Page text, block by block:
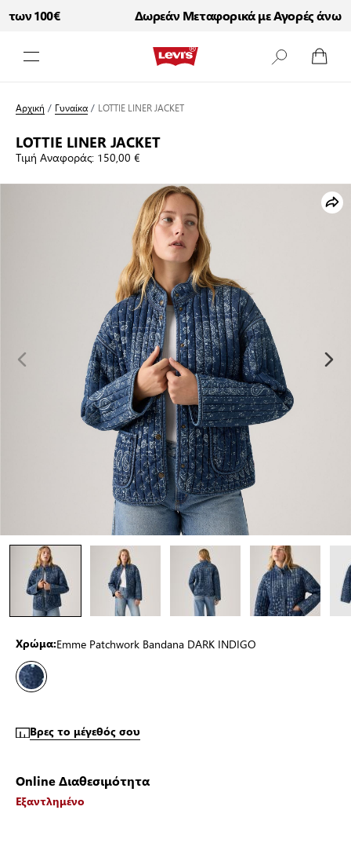
100€ Δωρεάν Μεταφορικά με Αγορές άνω
Αρχική / Γυναίκα/ LOTTIE LINER JACKET
LOTTIE LINER JACKET
Τιμή Αναφοράς: 150,00 €
Χρώμα:Emme Patchwork Bandana DARK INDIGO
Βρες το μέγεθός σου
Online Διαθεσιμότητα
Εξαντλημένο